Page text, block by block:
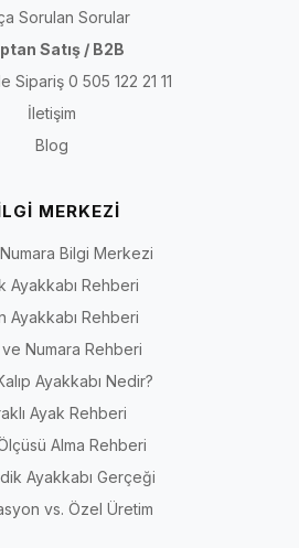
Sorulan Sorular
Satış / B2B
Sipariş 0 505 122 21 11
İletişim
Blog
MERKEZİ
Bilgi Merkezi
Ayakkabı Rehberi
Ayakkabı Rehberi
ve Numara Rehberi
Ayakkabı Nedir?
Ayak Rehberi
Alma Rehberi
Ayakkabı Gerçeği
vs. Özel Üretim